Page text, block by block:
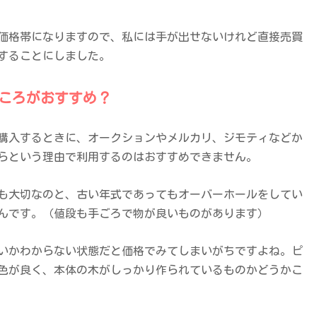
格帯になりますので、私には手が出せないけれど直接売買
ることにしました。
ろがおすすめ？
入するときに、オークションやメルカリ、ジモティなどか
いう理由で利用するのはおすすめできません。
大切なのと、古い年式であってもオーバーホールをしてい
す。（値段も手ごろで物が良いものがあります）
かわからない状態だと価格でみてしまいがちですよね。ピ
が良く、本体の木がしっかり作られているものかどうかこ